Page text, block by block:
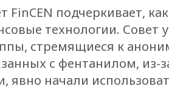
FinCEN подчеркивает,
технологии. Совет
стремящиеся к
с фентанилом, из-
явно начали